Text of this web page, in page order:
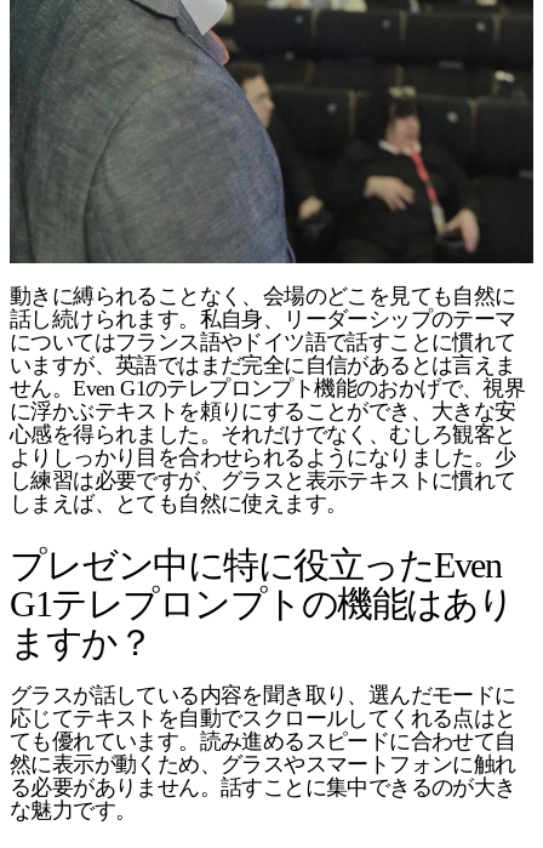
動きに縛られることなく、会場のどこを見ても自然に
話し続けられます。私自身、リーダーシップのテーマ
についてはフランス語やドイツ語で話すことに慣れて
いますが、英語ではまだ完全に自信があるとは言えま
せん。Even G1のテレプロンプト機能のおかげで、視界
に浮かぶテキストを頼りにすることができ、大きな安
心感を得られました。それだけでなく、むしろ観客と
よりしっかり目を合わせられるようになりました。少
し練習は必要ですが、グラスと表示テキストに慣れて
しまえば、とても自然に使えます。
プレゼン中に特に役立ったEven
G1テレプロンプトの機能はあり
ますか？
グラスが話している内容を聞き取り、選んだモードに
応じてテキストを自動でスクロールしてくれる点はと
ても優れています。読み進めるスピードに合わせて自
然に表示が動くため、グラスやスマートフォンに触れ
る必要がありません。話すことに集中できるのが大き
な魅力です。